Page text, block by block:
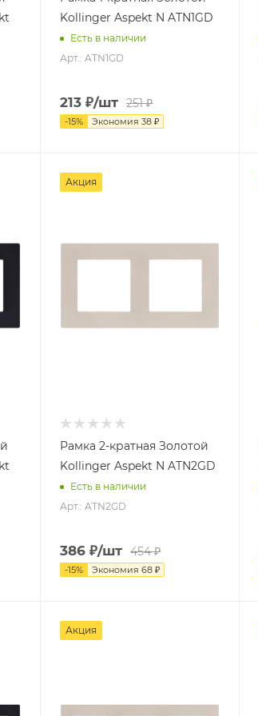
Kollinger Aspekt N ATN1GD
Есть в наличии
Арт.: ATN1GD
213 ₽/шт 251₽
-15% Экономия38 ₽
Акция
Рамка 2-кратная Золотой
Kollinger Aspekt N ATN2GD
Есть в наличии
Арт.: ATN2GD
386 ₽/шт 454₽
-15% Экономия68 ₽
Акция